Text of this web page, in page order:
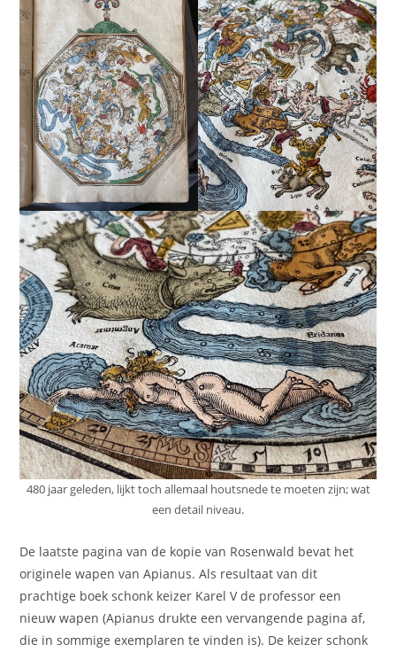
480 jaar geleden, lijkt toch allemaal houtsnede te moeten zijn; wat
een detail niveau.
De laatste pagina van de kopie van Rosenwald bevat het
originele wapen van Apianus. Als resultaat van dit
prachtige boek schonk keizer Karel V de professor een
nieuw wapen (Apianus drukte een vervangende pagina af,
die in sommige exemplaren te vinden is). De keizer schonk